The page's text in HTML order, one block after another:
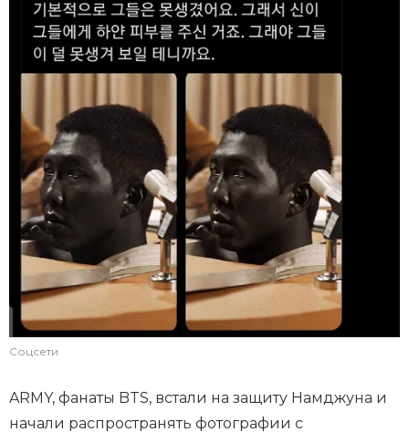
Соцсети
ARMY, фанаты BTS, встали на защиту Намджуна и
начали распространять фотографии с